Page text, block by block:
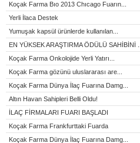
Koçak Farma Bıo 2013 Chıcago Fuarın...
Yerli İlaca Destek
Yumuşak kapsül ürünlerde kullanılan...
EN YÜKSEK ARAŞTIRMA ÖDÜLÜ SAHİBİNİ ...
Koçak Farma Onkolojide Yerli Yatırı...
Koçak Farma gözünü uluslararası are...
Koçak Farma Dünya İlaç Fuarına Damg...
Altın Havan Sahipleri Belli Oldu!
İLAÇ FİRMALARI FUARI BAŞLADI
Koçak Farma Frankfurttaki Fuarda
Koçak Farma Dünya İlaç Fuarına Damg...